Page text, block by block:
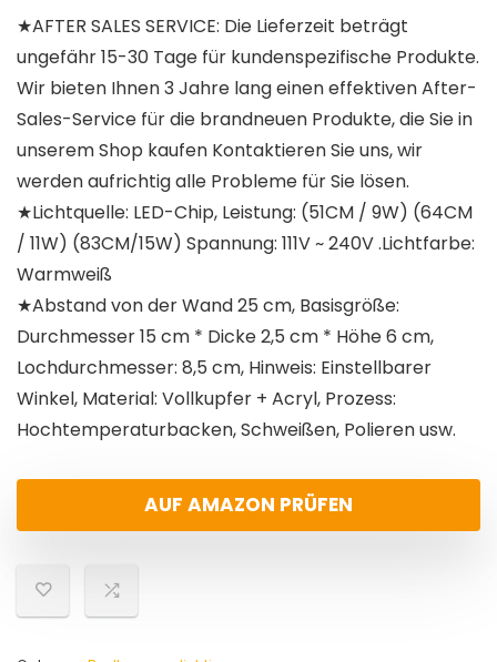
★AFTER SALES SERVICE: Die Lieferzeit beträgt
ungefähr 15-30 Tage für kundenspezifische Produkte.
Wir bieten Ihnen 3 Jahre lang einen effektiven After-
Sales-Service für die brandneuen Produkte, die Sie in
unserem Shop kaufen Kontaktieren Sie uns, wir
werden aufrichtig alle Probleme für Sie lösen.
★Lichtquelle: LED-Chip, Leistung: (51CM / 9W) (64CM
/ 11W) (83CM/15W) Spannung: 111V ~ 240V .Lichtfarbe:
Warmweiß
★Abstand von der Wand 25 cm, Basisgröße:
Durchmesser 15 cm * Dicke 2,5 cm * Höhe 6 cm,
Lochdurchmesser: 8,5 cm, Hinweis: Einstellbarer
Winkel, Material: Vollkupfer + Acryl, Prozess:
Hochtemperaturbacken, Schweißen, Polieren usw.
AUF AMAZON PRÜFEN